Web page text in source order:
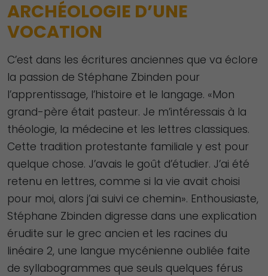
ARCHÉOLOGIE D’UNE
VOCATION
C’est dans les écritures anciennes que va éclore
la passion de Stéphane Zbinden pour
l’apprentissage, l’histoire et le langage. «Mon
grand-père était pasteur. Je m’intéressais à la
théologie, la médecine et les lettres classiques.
Cette tradition protestante familiale y est pour
quelque chose. J’avais le goût d’étudier. J’ai été
retenu en lettres, comme si la vie avait choisi
pour moi, alors j’ai suivi ce chemin». Enthousiaste,
Stéphane Zbinden digresse dans une explication
érudite sur le grec ancien et les racines du
linéaire 2, une langue mycénienne oubliée faite
de syllabogrammes que seuls quelques férus